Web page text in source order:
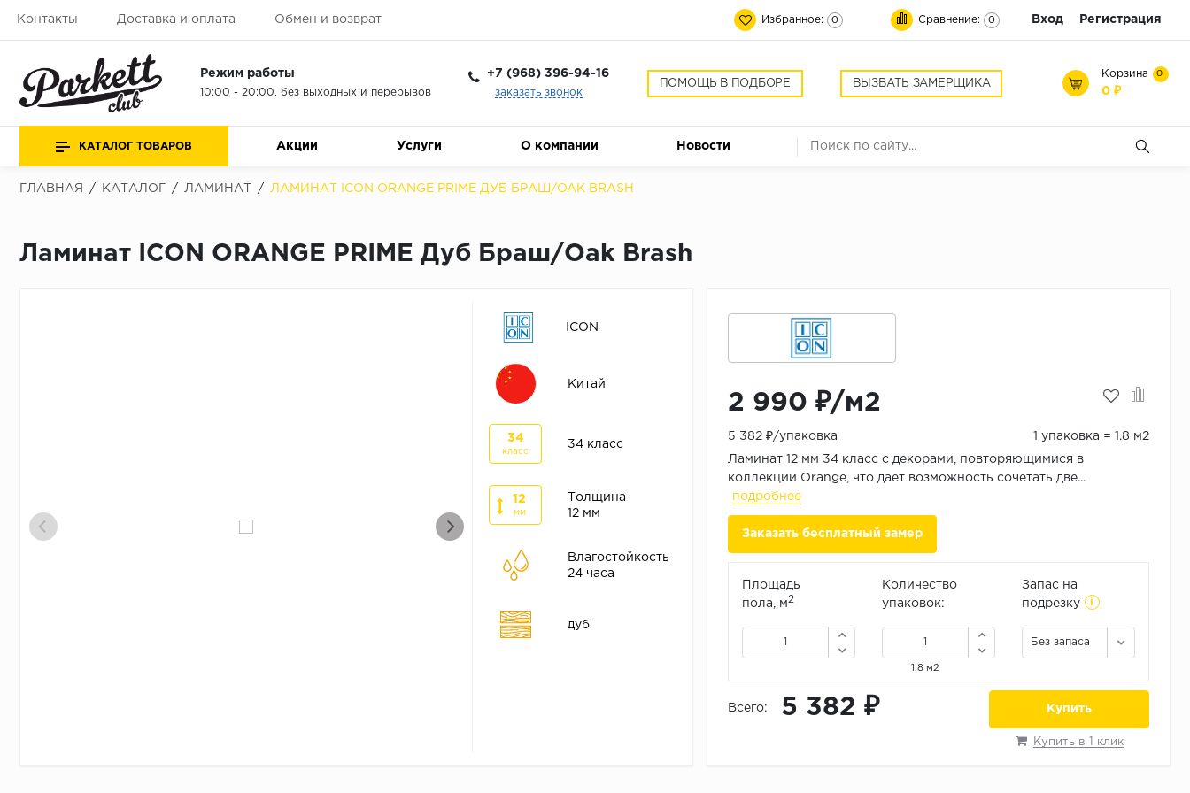
Контакты Доставка и оплата Обмен и возврат Избранное: 0 Сравнение: 0 Вход Регистрация
Режим работы
10:00 - 20:00, без выходных и перерывов
+7 (968) 396-94-16
заказать звонок
ПОМОЩЬ В ПОДБОРЕ ВЫЗВАТЬ ЗАМЕРЩИКА
Корзина 0
0 ₽
КАТАЛОГ ТОВАРОВ Акции Услуги О компании Новости
ГЛАВНАЯ / КАТАЛОГ / ЛАМИНАТ / ЛАМИНАТ ICON ORANGE PRIME ДУБ БРАШ/OAK BRASH
Ламинат ICON ORANGE PRIME Дуб Браш/Oak Brash
ICON
Китай
34
класс
34 класс
12
мм
Толщина
12 мм
Влагостойкость
24 часа
дуб
2 990 ₽/м2
5 382 ₽/упаковка 1 упаковка = 1.8 м2
Ламинат 12 мм 34 класс с декорами, повторяющимися в
коллекции Orange, что дает возможность сочетать две...
подробнее
Заказать бесплатный замер
Площадь
пола, м 2
Количество
упаковок:
1.8 м2
Запас на
подрезку
i
Без запаса
Всего: 5 382 ₽ Купить
Купить в 1 клик